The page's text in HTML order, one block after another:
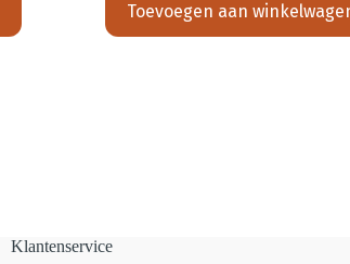
Toevoegen aan
Klantenservice